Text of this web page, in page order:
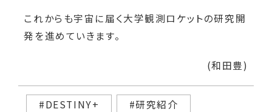
これからも宇宙に届く大学観測ロケットの研究開
発を進めていきます。
(和田豊)
#DESTINY+
#研究紹介